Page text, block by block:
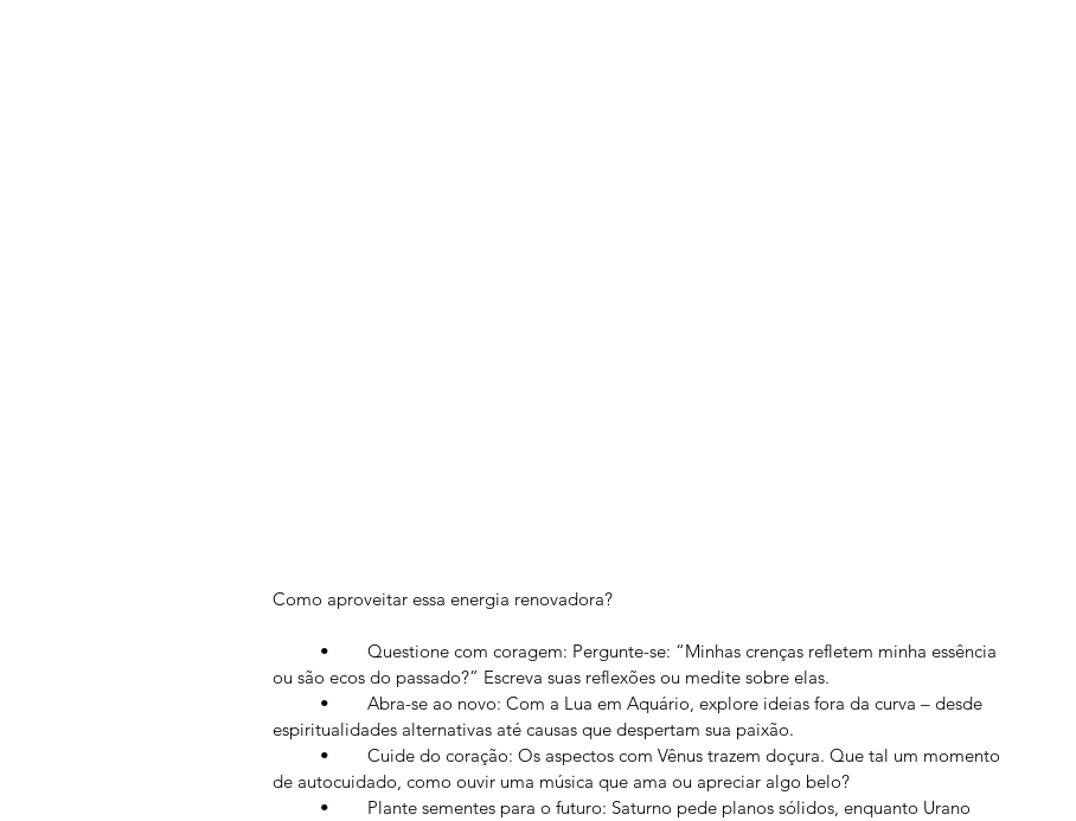
Como aproveitar essa energia renovadora?
ou são ecos do passado?” Escreva suas reflexões ou medite sobre elas.
espiritualidades alternativas até causas que despertam sua paixão.
de autocuidado, como ouvir uma música que ama ou apreciar algo belo?